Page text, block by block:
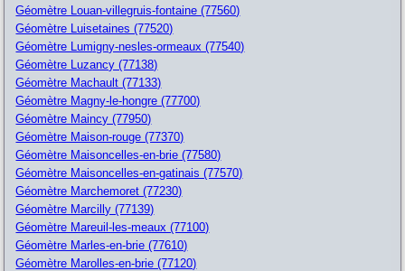
Géomètre Louan-villegruis-fontaine (77560)
Géomètre Luisetaines (77520)
Géomètre Lumigny-nesles-ormeaux (77540)
Géomètre Luzancy (77138)
Géomètre Machault (77133)
Géomètre Magny-le-hongre (77700)
Géomètre Maincy (77950)
Géomètre Maison-rouge (77370)
Géomètre Maisoncelles-en-brie (77580)
Géomètre Maisoncelles-en-gatinais (77570)
Géomètre Marchemoret (77230)
Géomètre Marcilly (77139)
Géomètre Mareuil-les-meaux (77100)
Géomètre Marles-en-brie (77610)
Géomètre Marolles-en-brie (77120)